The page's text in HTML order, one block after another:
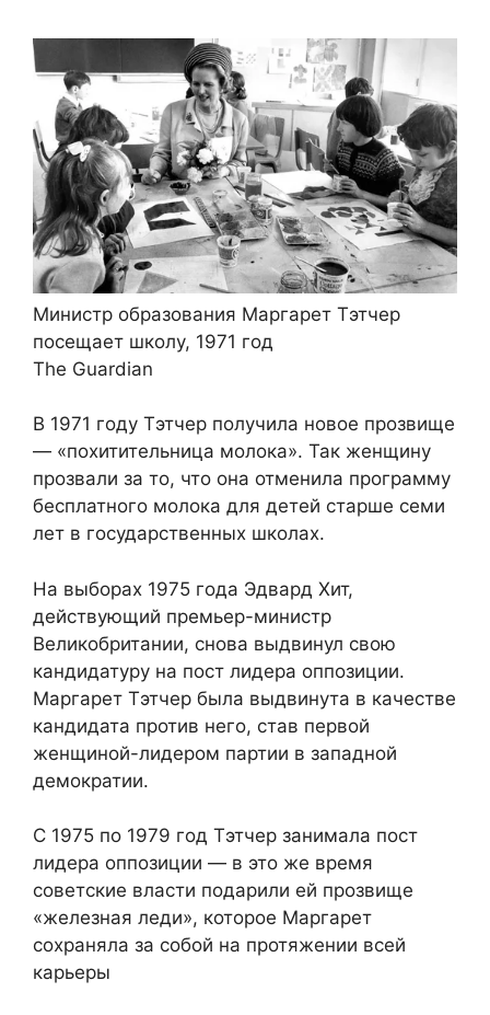
Министр образования Маргарет Тэтчер
посещает школу, 1971 год
The Guardian
В 1971 году Тэтчер получила новое прозвище
— «похитительница молока». Так женщину
прозвали за то, что она отменила программу
бесплатного молока для детей старше семи
лет в государственных школах.
На выборах 1975 года Эдвард Хит,
действующий премьер-министр
Великобритании, снова выдвинул свою
кандидатуру на пост лидера оппозиции.
Маргарет Тэтчер была выдвинута в качестве
кандидата против него, став первой
женщиной-лидером партии в западной
демократии.
С 1975 по 1979 год Тэтчер занимала пост
лидера оппозиции — в это же время
советские власти подарили ей прозвище
«железная леди», которое Маргарет
сохраняла за собой на протяжении всей
карьеры